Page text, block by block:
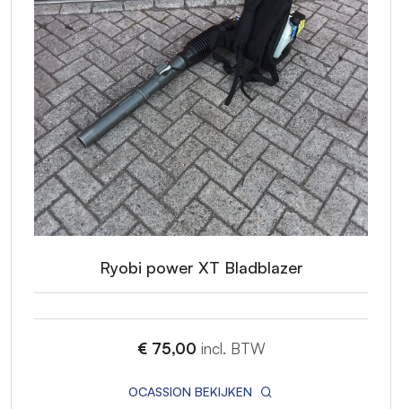
Ryobi power XT Bladblazer
€ 75,00 incl. BTW
OCASSION BEKIJKEN